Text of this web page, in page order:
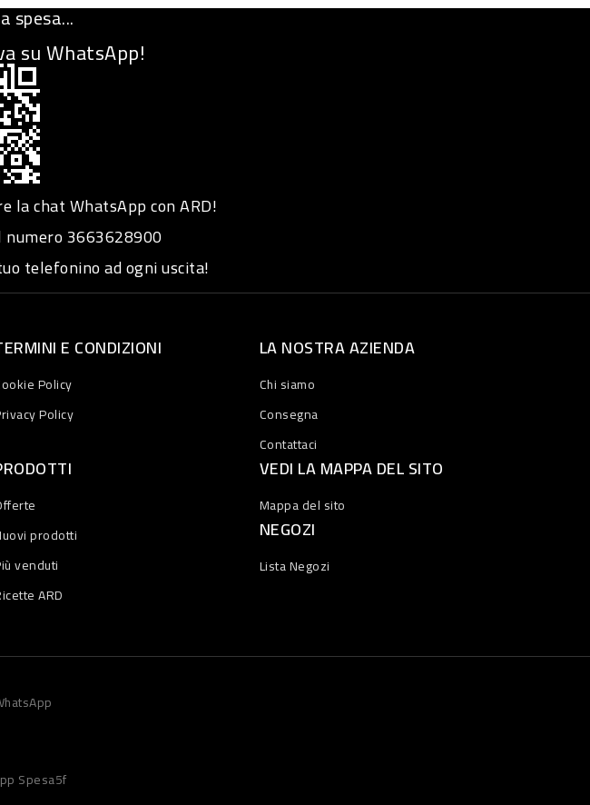
spesa...
su WhatsApp!
la chat WhatsApp con ARD!
3663628900
telefonino ad ogni uscita!
E CONDIZIONI
Policy
Policy
LA NOSTRA AZIENDA
Chi siamo
Consegna
Contattaci
prodotti
venduti
ARD
VEDI LA MAPPA DEL SITO
Mappa del sito
NEGOZI
Lista Negozi
Spesa5f